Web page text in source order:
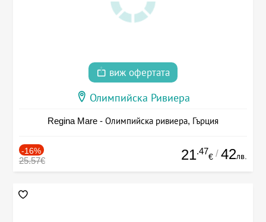
виж офертата
Олимпийска Ривиера
Regina Mare - Олимпийска ривиера, Гърция
-16%
25.57€ 21.47
€ / 42лв.